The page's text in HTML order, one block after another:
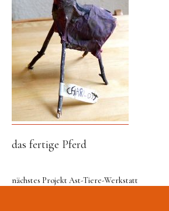
Handpuppen-
Steckentiere-
Architektur-
Druckwerkstatt
Ast-Tiere-
Ich bin ich
Alles Müll oder
zu meiner
das fertige Pferd
nächstes Projekt Ast-Tiere-Werkstatt